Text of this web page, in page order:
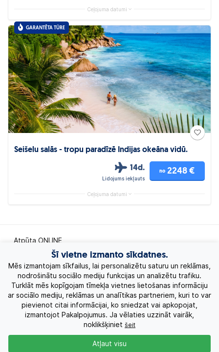
Ceļojuma datumi
GARANTĒTA TŪRE
Seišelu salās - tropu paradīzē Indijas okeāna vidū.
14d.
Lidojums iekļauts
no 2248 €
Ceļojuma datumi
Atpūta ONLINE
Ekskursiju ceļojumi
Eksotiskie ceļojumi
Labākie piedāvājumi
Kruīzi
Šī vietne izmanto sīkdatnes.
Mēs izmantojam sīkfailus, lai personalizētu saturu un reklāmas,
nodrošinātu sociālo mediju funkcijas un analizētu trafiku.
Turklāt mēs kopīgojam tīmekļa vietnes lietošanas informāciju
ar sociālo mediju, reklāmas un analītikas partneriem, kuri to var
pievienot citai informācijai, ko sniedzat vai apkopojat,
izmantojot Pakalpojumus. Ja vēlaties uzzināt vairāk,
noklikšķiniet šeit
Atļaut visu